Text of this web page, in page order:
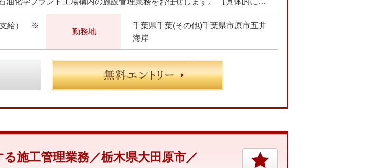
支給） ※
勤務地
千葉県千葉(その他)千葉県市原市五井
海岸
施工管理業務／栃木県大田原市／